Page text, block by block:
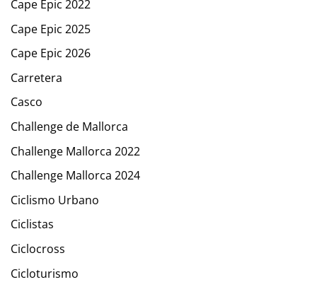
Cape Epic 2022
Cape Epic 2025
Cape Epic 2026
Carretera
Casco
Challenge de Mallorca
Challenge Mallorca 2022
Challenge Mallorca 2024
Ciclismo Urbano
Ciclistas
Ciclocross
Cicloturismo